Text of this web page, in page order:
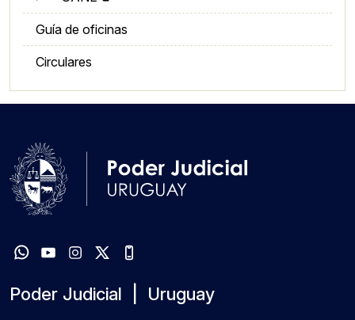
Guía de oficinas
Circulares
Poder Judicial | Uruguay